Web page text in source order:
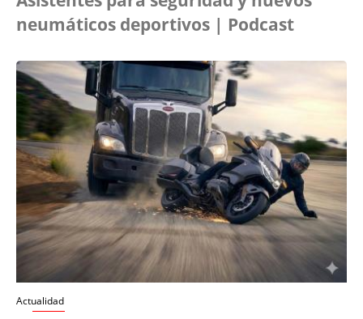
neumáticos deportivos | Podcast
Actualidad